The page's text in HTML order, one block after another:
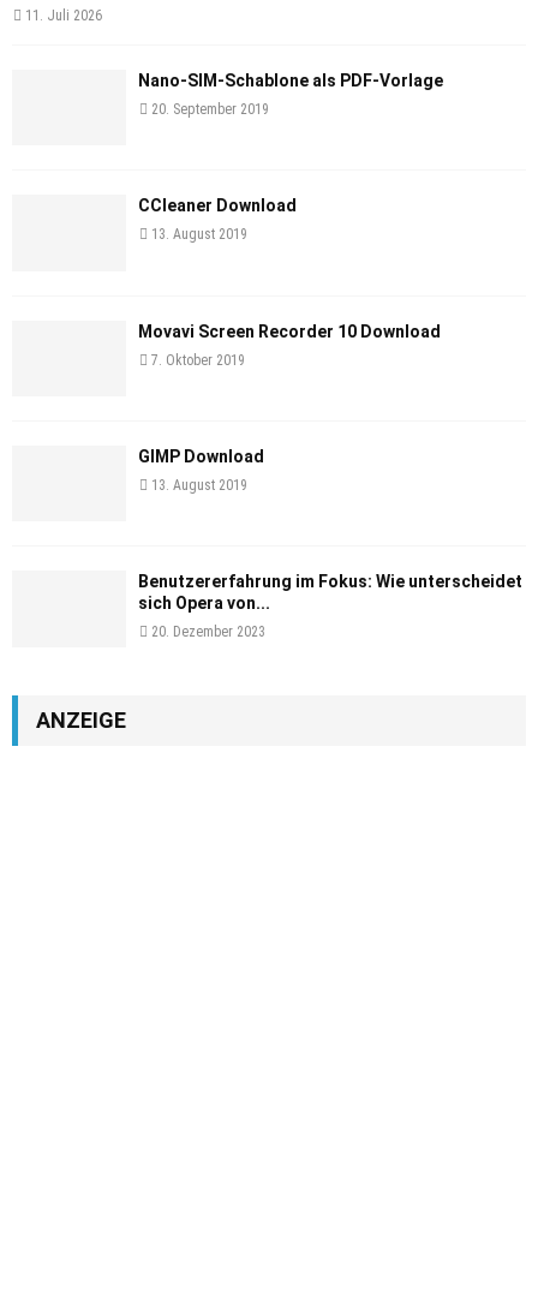
11. Juli 2026
Nano-SIM-Schablone als PDF-Vorlage
20. September 2019
CCleaner Download
13. August 2019
Movavi Screen Recorder 10 Download
7. Oktober 2019
GIMP Download
13. August 2019
Benutzererfahrung im Fokus: Wie unterscheidet
sich Opera von...
20. Dezember 2023
ANZEIGE